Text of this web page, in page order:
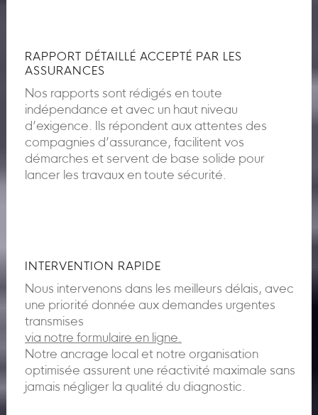
RAPPORT DÉTAILLÉ ACCEPTÉ PAR LES
ASSURANCES
Nos rapports sont rédigés en toute
indépendance et avec un haut niveau
d’exigence. Ils répondent aux attentes des
compagnies d’assurance, facilitent vos
démarches et servent de base solide pour
lancer les travaux en toute sécurité.
INTERVENTION RAPIDE
Nous intervenons dans les meilleurs délais, avec
une priorité donnée aux demandes urgentes
transmises
via notre formulaire en ligne.
Notre ancrage local et notre organisation
optimisée assurent une réactivité maximale sans
jamais négliger la qualité du diagnostic.